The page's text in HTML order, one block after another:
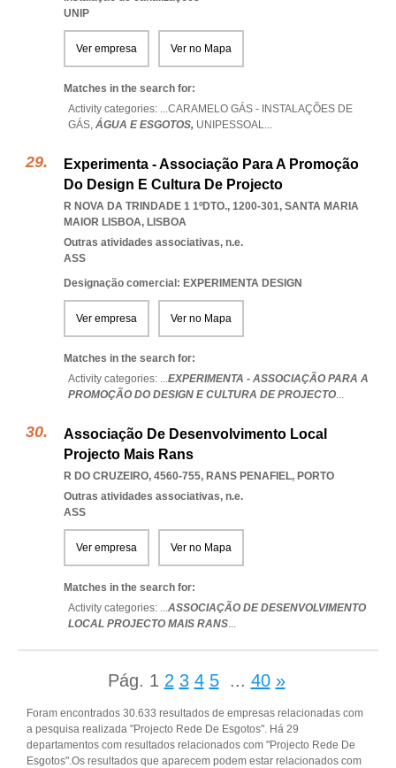
UNIP
Ver empresa Ver no Mapa
Matches in the search for:
Activity categories: ...CARAMELO GÁS - INSTALAÇÕES DE
GÁS, ÁGUA E ESGOTOS, UNIPESSOAL...
Experimenta - Associação Para A Promoção
Do Design E Cultura De Projecto
R NOVA DA TRINDADE 1 1ºDTO., 1200-301, SANTA MARIA
MAIOR LISBOA, LISBOA
Outras atividades associativas, n.e.
ASS
Designação comercial: EXPERIMENTA DESIGN
Ver empresa Ver no Mapa
Matches in the search for:
Activity categories: ...EXPERIMENTA - ASSOCIAÇÃO PARA A
PROMOÇÃO DO DESIGN E CULTURA DE PROJECTO...
Associação De Desenvolvimento Local
Projecto Mais Rans
R DO CRUZEIRO, 4560-755, RANS PENAFIEL, PORTO
Outras atividades associativas, n.e.
ASS
Ver empresa Ver no Mapa
Matches in the search for:
Activity categories: ...ASSOCIAÇÃO DE DESENVOLVIMENTO
LOCAL PROJECTO MAIS RANS...
Pág. 1 2 3 4 5 ... 40 »
Foram encontrados 30.633 resultados de empresas relacionadas com
a pesquisa realizada "Projecto Rede De Esgotos". Há 29
departamentos com resultados relacionados com "Projecto Rede De
Esgotos".Os resultados que aparecem podem estar relacionados com